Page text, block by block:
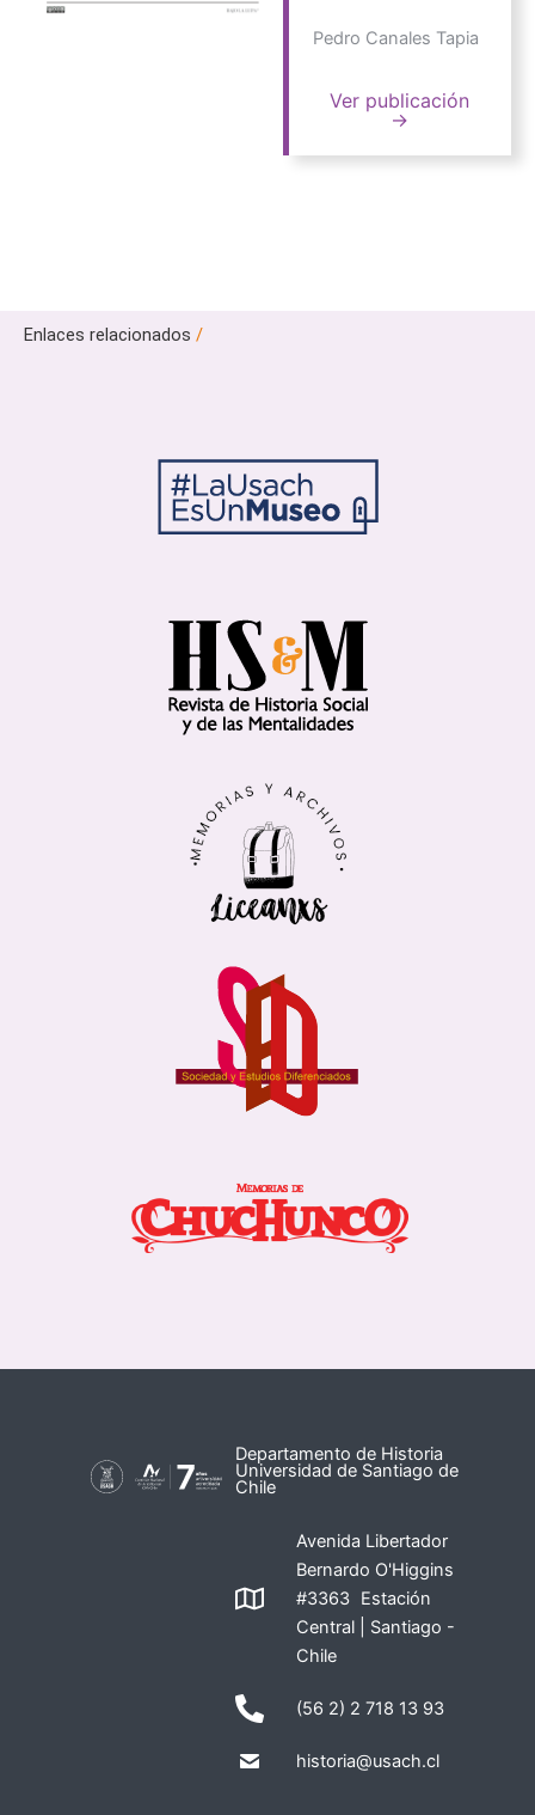
Pedro Canales Tapia
Ver publicación
→
Enlaces relacionados /
Departamento de Historia
Universidad de Santiago de
Chile
Avenida Libertador
Bernardo O'Higgins
#3363 Estación
Central | Santiago -
Chile
(56 2) 2 718 13 93
historia@usach.cl